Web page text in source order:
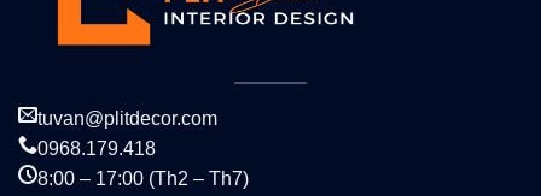
tuvan@plitdecor.com
0968.179.418
8:00 – 17:00 (Th2 – Th7)